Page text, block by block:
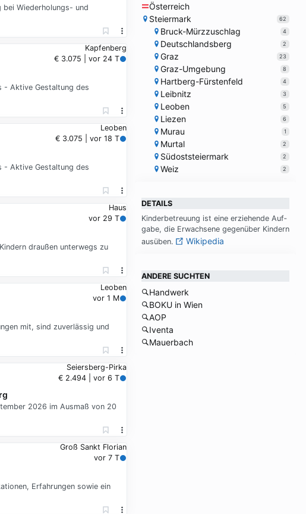
bei Wiederholungs- und
Kapfenberg
€ 3.075 | vor 24 T
- Aktive Gestaltung des
Leoben
€ 3.075 | vor 18 T
- Aktive Gestaltung des
Haus
vor 29 T
draußen unterwegs zu
Leoben
vor 1 M
mit, sind zuverlässig und
Seiersberg-Pirka
€ 2.494 | vor 6 T
2026 im Ausmaß von 20
Groß Sankt Florian
vor 7 T
Erfahrungen sowie ein
Österreich
Steiermark
62
Bruck-Mürzzuschlag 4
Deutschlandsberg 2
Graz 23
Graz-Umgebung 8
Hartberg-Fürstenfeld 4
Leibnitz 3
Leoben 5
Liezen 6
Murau 1
Murtal 2
Südoststeiermark 2
Weiz 2
DETAILS
Kin­der­be­treu­ung ist ei­ne er­zie­hen­de Auf­
ga­be, die Er­wach­se­ne ge­gen­über Kin­dern
aus­üben.
Wikipedia
ANDERE SUCHTEN
Handwerk
BOKU in Wien
AOP
Iventa
Mauerbach